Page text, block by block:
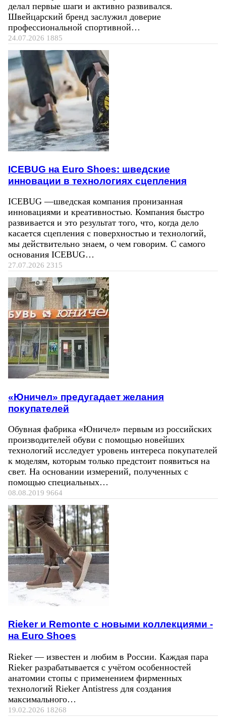
делал первые шаги и активно развивался.
Швейцарский бренд заслужил доверие
профессиональной спортивной…
24.07.2026 1885
ICEBUG на Euro Shoes: шведские
инновации в технологиях сцепления
ICEBUG —шведская компания пронизанная
инновациями и креативностью. Компания быстро
развивается и это результат того, что, когда дело
касается сцепления с поверхностью и технологий,
мы действительно знаем, о чем говорим. С самого
основания ICEBUG…
27.07.2026 2315
«Юничел» предугадает желания
покупателей
Обувная фабрика «Юничел» первым из российских
производителей обуви с помощью новейших
технологий исследует уровень интереса покупателей
к моделям, которым только предстоит появиться на
свет. На основании измерений, полученных с
помощью специальных…
08.08.2019 9664
Rieker и Remonte с новыми коллекциями -
на Euro Shoes
Rieker — известен и любим в России. Каждая пара
Rieker разрабатывается с учётом особенностей
анатомии стопы с применением фирменных
технологий Rieker Antistress для создания
максимального…
19.02.2026 18268